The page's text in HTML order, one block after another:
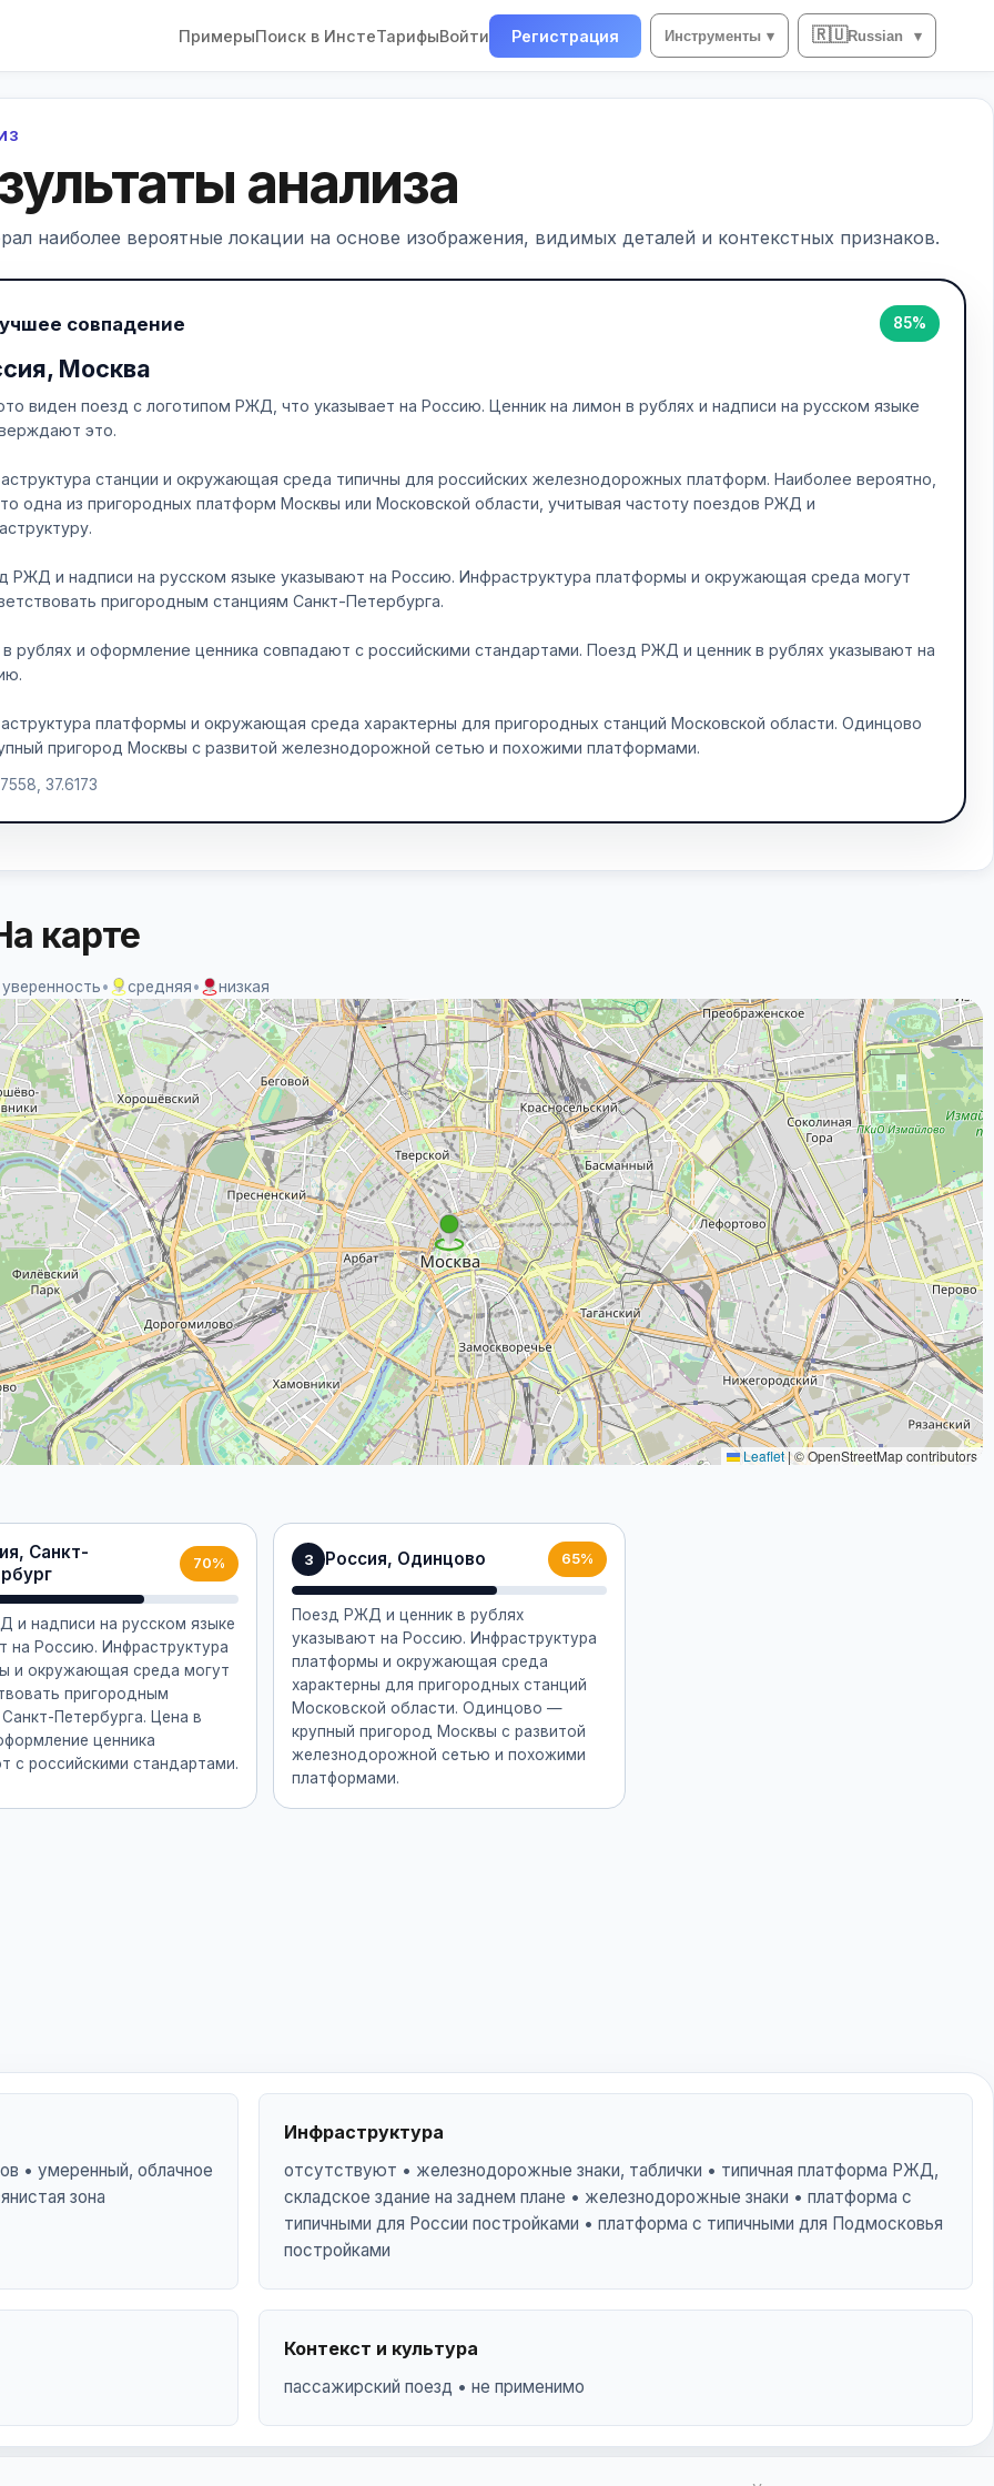
ПримерыПоиск в ИнстеТарифыВойти Регистрация Инструменты ▾ 🇷🇺Russian ▾
анализа
наиболее вероятные локации на основе изображения, видимых деталей и контекстных признаков.
совпадение 85%
Москва
виден поезд с логотипом РЖД, что указывает на Россию. Ценник на лимон в рублях и надписи на русском языке
это.
станции и окружающая среда типичны для российских железнодорожных платформ. Наиболее вероятно,
одна из пригородных платформ Москвы или Московской области, учитывая частоту поездов РЖД и
РЖД и надписи на русском языке указывают на Россию. Инфраструктура платформы и окружающая среда могут
пригородным станциям Санкт-Петербурга.
рублях и оформление ценника совпадают с российскими стандартами. Поезд РЖД и ценник в рублях указывают на
платформы и окружающая среда характерны для пригородных станций Московской области. Одинцово
пригород Москвы с развитой железнодорожной сетью и похожими платформами.
37.6173
Санкт-
70%
и надписи на русском языке
на Россию. Инфраструктура
и окружающая среда могут
пригородным
Петербурга. Цена в
ценника
с российскими стандартами.
3 Россия, Одинцово 65%
Поезд РЖД и ценник в рублях
указывают на Россию. Инфраструктура
платформы и окружающая среда
характерны для пригородных станций
Московской области. Одинцово —
крупный пригород Москвы с развитой
железнодорожной сетью и похожими
платформами.
карте
• средняя• низкая
Leaflet|© OpenStreetMap contributors
• умеренный, облачное
зона
Инфраструктура
отсутствуют • железнодорожные знаки, таблички • типичная платформа РЖД,
складское здание на заднем плане • железнодорожные знаки • платформа с
типичными для России постройками • платформа с типичными для Подмосковья
постройками
Контекст и культура
пассажирский поезд • не применимо